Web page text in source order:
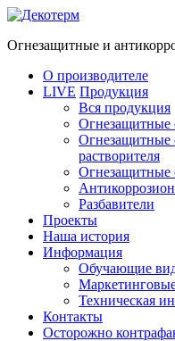
Огнезащитные и
О производителе
LIVE Продукция
Вся продукция
Огнезащитные
Огнезащитные
растворителя
Огнезащитные
Разбавители
Проекты
Наша история
Информация
Обучающие
Техническая
Контакты
Осторожно